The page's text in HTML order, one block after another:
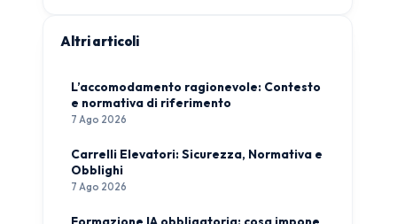
Altri articoli
L’accomodamento ragionevole: Contesto
e normativa di riferimento
7 Ago 2026
Carrelli Elevatori: Sicurezza, Normativa e
Obblighi
7 Ago 2026